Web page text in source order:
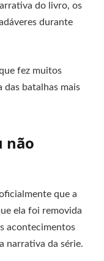
do livro, os
durante
fez muitos
das batalhas mais
não
que a
ela foi removida
acontecimentos
narrativa da série.